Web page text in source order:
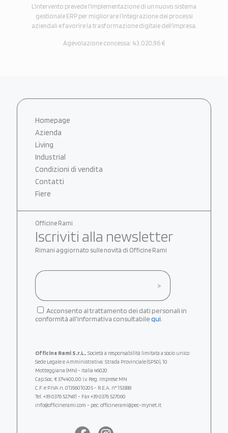
L’intervento prevede l’implementazione di un nuovo sistema
gestionale ERP per migliorare l’integrazione dei processi
aziendali e favorire la trasformazione digitale dell’impresa.
Agevolazione concessa: 43.020,96 €
Homepage
Azienda
Living
Industrial
Condizioni di vendita
Contatti
Fiere
Officine Rami
Iscriviti alla newsletter
Rimani aggiornato sulle novità di Officine Rami
Acconsento al trattamento dei dati personali in
conformità all'informativa consultabilequi.
Officine Rami S.r.L., Società a responsabilità limitata a socio unico
Sede Legale e Amministrativa: Strada Provinciale (SP50), 10
Motteggiana (MN) - Italia 46020
Cap.Soc. € 374.400,00 i.v. Reg. Imprese MN
C.F. e P.IVA n. 01356010205 - R.E.A. n° 153388
Tel.+39 0376 527481 - Fax +39 0376 527060
info@officinerami.com - pec: officinerami@pec-mynet.it